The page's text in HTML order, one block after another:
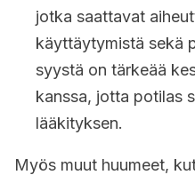
jotka saattavat
käyttäytymistä sekä
syystä on tärkeää
kanssa, jotta potilas
lääkityksen.
Myös muut huumeet,